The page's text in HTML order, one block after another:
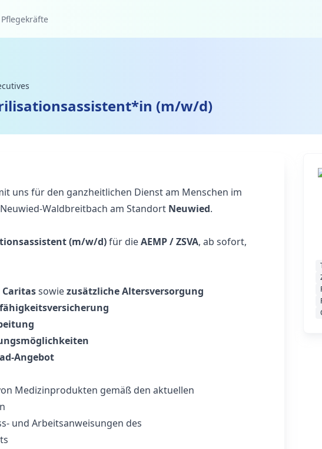
(m/w/d)
uns für den ganzheitlichen Dienst am Menschen im
Waldbreitbach am Standort Neuwied.
(m/w/d)für dieAEMP / ZSVA, ab sofort,
Caritassowiezusätzliche Altersversorgung
Angebot
Medizinprodukten gemäß den aktuellen
und Arbeitsanweisungen des